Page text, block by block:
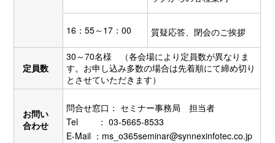
16：55～17：00 質疑応答、閉会のご挨拶
定員数
30～70名様 （各会場により定員数が異なりま
す。お申し込み多数の場合は先着順にて締め切り
とさせていただきます）
お問い
合わせ
問合せ窓口： セミナー事務局 担当者
Tel ： 03-5665-8533
E-Mail ： ms_o365seminar@synnexinfotec.co.jp